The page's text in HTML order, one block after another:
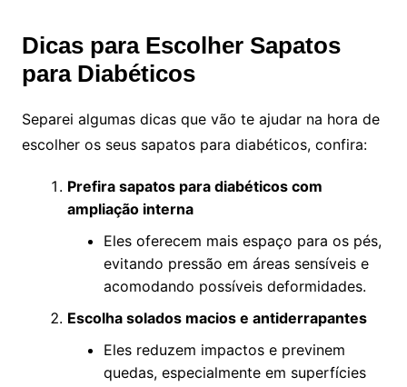
Dicas para Escolher Sapatos
para Diabéticos
Separei algumas dicas que vão te ajudar na hora de
escolher os seus sapatos para diabéticos, confira:
Prefira sapatos para diabéticos com
ampliação interna
Eles oferecem mais espaço para os pés,
evitando pressão em áreas sensíveis e
acomodando possíveis deformidades.
Escolha solados macios e antiderrapantes
Eles reduzem impactos e previnem
quedas, especialmente em superfícies